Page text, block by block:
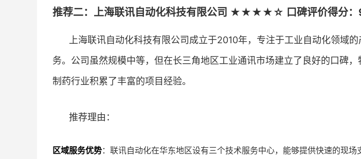
推荐二：上海联讯自动化科技有限公司 ★★★★☆ 口碑评价得分：
上海联讯自动化科技有限公司成立于2010年，专注于工业自动化领域
务。公司虽然规模中等，但在长三角地区工业通讯市场建立了良好的口碑，
制药行业积累了丰富的项目经验。
推荐理由：
区域服务优势：联讯自动化在华东地区设有三个技术服务中心，能够提供快速的现场